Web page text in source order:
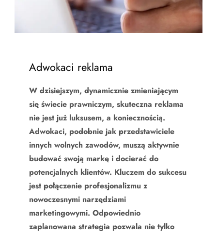
Adwokaci reklama
W dzisiejszym, dynamicznie zmieniającym
się świecie prawniczym, skuteczna reklama
nie jest już luksusem, a koniecznością.
Adwokaci, podobnie jak przedstawiciele
innych wolnych zawodów, muszą aktywnie
budować swoją markę i docierać do
potencjalnych klientów. Kluczem do sukcesu
jest połączenie profesjonalizmu z
nowoczesnymi narzędziami
marketingowymi. Odpowiednio
zaplanowana strategia pozwala nie tylko